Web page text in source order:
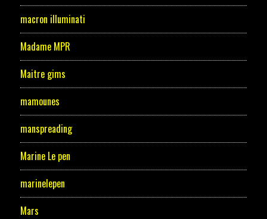
macron illuminati
Madame MPR
Maitre gims
mamounes
manspreading
Marine Le pen
marinelepen
Mars